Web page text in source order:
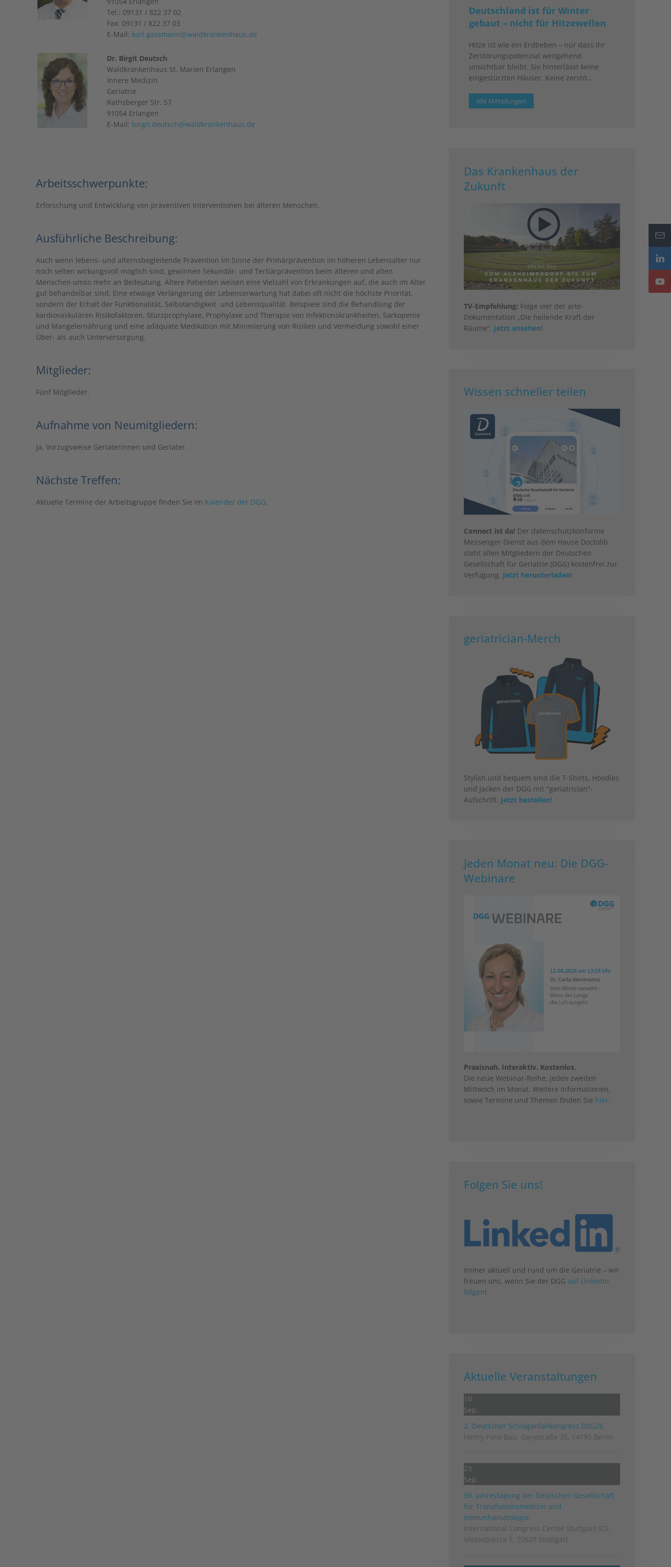
Tel.: 09131 / 822 37 02
Fax: 09131 / 822 37 03
E-Mail: karl.gassmann@waldkrankenhaus.de
Dr. Birgit Deutsch
Waldkrankenhaus St. Marien Erlangen
Innere Medizin
Geriatrie
Rathsberger Str. 57
91054 Erlangen
E-Mail: birgit.deutsch@waldkrankenhaus.de
Arbeitsschwerpunkte:
Erforschung und Entwicklung von präventiven Interventionen bei älteren Menschen.
Ausführliche Beschreibung:
Auch wenn lebens- und alternsbegleitende Prävention im Sinne der Primärprävention im höheren Lebensalter nur
noch selten wirkungsvoll möglich sind, gewinnen Sekundär- und Tertiärprävention beim älteren und alten
Menschen umso mehr an Bedeutung. Ältere Patienten weisen eine Vielzahl von Erkrankungen auf, die auch im Alter
gut behandelbar sind. Eine etwaige Verlängerung der Lebenserwartung hat dabei oft nicht die höchste Priorität,
sondern der Erhalt der Funktionalität, Selbständigkeit und Lebensqualität. Beispiele sind die Behandlung der
kardiovaskulären Risikofaktoren, Sturzprophylaxe, Prophylaxe und Therapie von Infektionskrankheiten, Sarkopenie
und Mangelernährung und eine adäquate Medikation mit Minimierung von Risiken und Vermeidung sowohl einer
Über- als auch Unterversorgung.
Mitglieder:
Fünf Mitglieder.
Aufnahme von Neumitgliedern:
Ja. Vorzugsweise Geriaterinnen und Geriater.
Nächste Treffen:
Aktuelle Termine der Arbeitsgruppe finden Sie im Kalender der DGG.
Deutschland ist für Winter
gebaut – nicht für Hitzewellen
Hitze ist wie ein Erdbeben – nur dass ihr
Zerstörungspotenzial weitgehend
unsichtbar bleibt. Sie hinterlässt keine
eingestürzten Häuser. Keine zerstö…
Alle Mitteilungen
Das Krankenhaus der
Zukunft
TV-Empfehlung: Folge vier der arte-
Dokumentation „Die heilende Kraft der
Räume“. Jetzt ansehen!
Wissen schneller teilen
Connect ist da! Der datenschutzkonforme
Messenger-Dienst aus dem Hause Doctolib
steht allen Mitgliedern der Deutschen
Gesellschaft für Geriatrie (DGG) kostenfrei zur
Verfügung. Jetzt herunterladen!
geriatrician-Merch
Stylish und bequem sind die T-Shirts, Hoodies
und Jacken der DGG mit "geriatrician"-
Aufschrift. Jetzt bestellen!
Jeden Monat neu: Die DGG-
Webinare
Praxisnah. Interaktiv. Kostenlos.
Die neue Webinar-Reihe, jeden zweiten
Mittwoch im Monat. Weitere Informationen,
sowie Termine und Themen finden Sie hier.
Folgen Sie uns!
Immer aktuell und rund um die Geriatrie – wir
freuen uns, wenn Sie der DGG auf LinkedIn
folgen!
Aktuelle Veranstaltungen
10
Sep.
2. Deutscher Schlag­anfall­kongress DSG26
Henry-Ford-Bau, Garystraße 35, 14195 Berlin
23
Sep.
59. Jahrestagung der Deutschen Gesellschaft
für Transfusionsmedizin und
Immunhämatologie
International Congress Center Stuttgart ICS,
Messepiazza 1, 70629 Stuttgart